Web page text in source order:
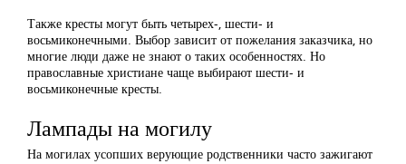
Также кресты могут быть четырех-, шести- и
восьмиконечными. Выбор зависит от пожелания заказчика, но
многие люди даже не знают о таких особенностях. Но
православные христиане чаще выбирают шести- и
восьмиконечные кресты.
Лампады на могилу
На могилах усопших верующие родственники часто зажигают